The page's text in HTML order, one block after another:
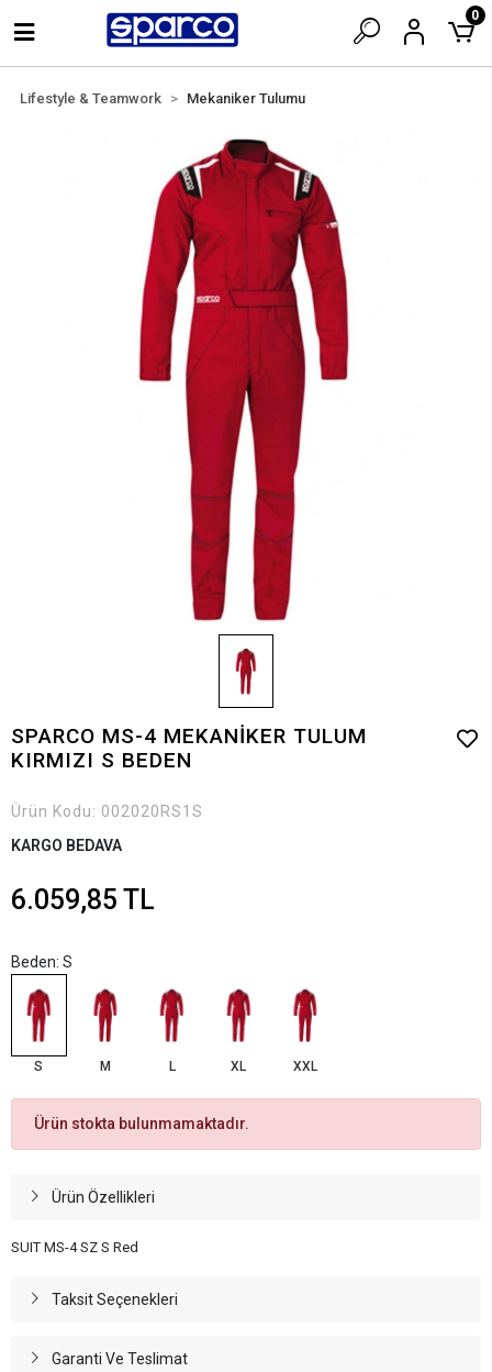
0
Lifestyle & Teamwork Mekaniker Tulumu
SPARCO MS-4 MEKANİKER TULUM
KIRMIZI S BEDEN
Ürün Kodu: 002020RS1S
KARGO BEDAVA
6.059,85 TL
Beden: S
S M L XL XXL
Ürün stokta bulunmamaktadır.
Ürün Özellikleri
SUIT MS-4 SZ S Red
Taksit Seçenekleri
Garanti Ve Teslimat